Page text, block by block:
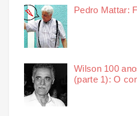
Pedro Mattar:
Wilson 100
(parte 1): O